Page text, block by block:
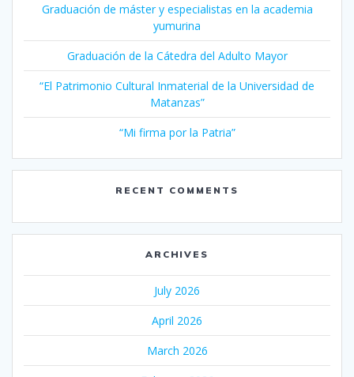
Graduación de máster y especialistas en la academia
yumurina
Graduación de la Cátedra del Adulto Mayor
“El Patrimonio Cultural Inmaterial de la Universidad de
Matanzas”
“Mi firma por la Patria”
RECENT COMMENTS
ARCHIVES
July 2026
April 2026
March 2026